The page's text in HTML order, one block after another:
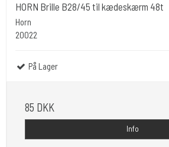
HORN Brille B28/45 til kædeskærm 48t
Horn
20022
På Lager
85 DKK
Info